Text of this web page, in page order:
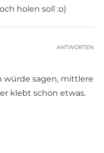
holen soll :o)
würde sagen, mittlere
klebt schon etwas.
ANTWORTEN